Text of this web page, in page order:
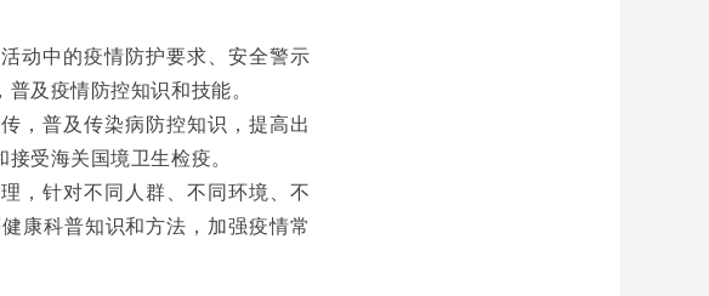
动中的疫情防护要求、安全警示
及疫情防控知识和技能。
，普及传染病防控知识，提高出
受海关国境卫生检疫。
，针对不同人群、不同环境、不
康科普知识和方法，加强疫情常